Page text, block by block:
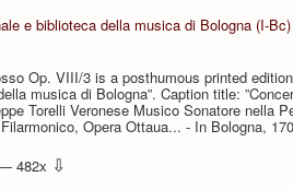
e biblioteca della musica di Bologna (I-Bc)
Op. VIII/3 is a posthumous printed
musica di Bologna”. Caption title:
Torelli Veronese Musico Sonatore nella
Opera Ottaua... - In Bologna,
482x ⇩